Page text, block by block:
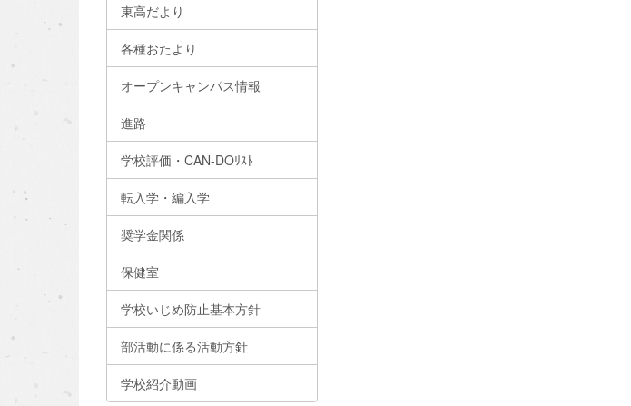
東高だより
各種おたより
オープンキャンパス情報
進路
学校評価・CAN-DOﾘｽﾄ
転入学・編入学
奨学金関係
保健室
学校いじめ防止基本方針
部活動に係る活動方針
学校紹介動画